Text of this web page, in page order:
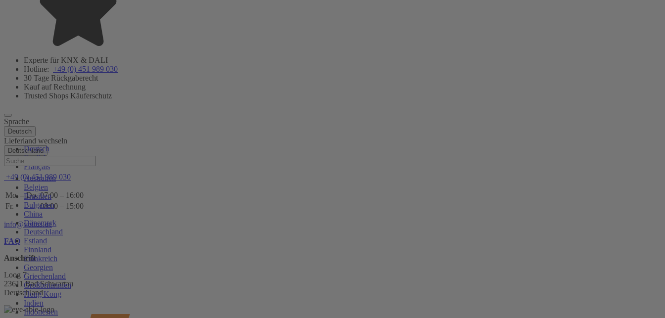
Experte für KNX & DALI
Hotline: +49 (0) 451 989 030
30 Tage Rückgaberecht
Kauf auf Rechnung
Trusted Shops Käuferschutz
Sprache
Deutsch
Deutsch
English
Français
Lieferland wechseln
Deutschland
Australien
Belgien
Brasilien
Bulgarien
China
Dänemark
Deutschland
Estland
Finnland
Frankreich
Georgien
Griechenland
Großbritannien
Hong Kong
Indien
Indonesien
Hilfe
+49 (0) 451 989 030
Mo. – Do. 07:00 – 16:00
Fr.
08:00 – 15:00
info@voltus.de
FAQ
Anschrift
Loog 7
23611 Bad Schwartau
Deutschland